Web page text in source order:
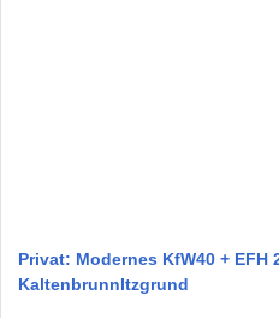
Privat: Modernes KfW40 + EFH
KaltenbrunnItzgrund